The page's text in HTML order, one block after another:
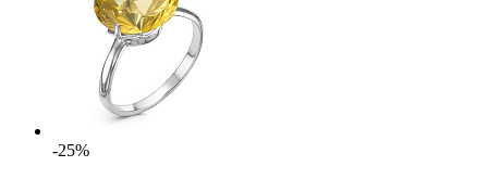
-25%